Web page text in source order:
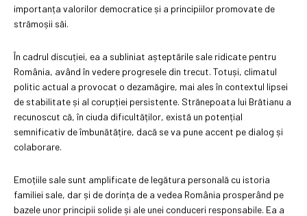
importanța valorilor democratice și a principiilor promovate de
strămoșii săi.
În cadrul discuției, ea a subliniat așteptările sale ridicate pentru
România, având în vedere progresele din trecut. Totuși, climatul
politic actual a provocat o dezamăgire, mai ales în contextul lipsei
de stabilitate și al corupției persistente. Strănepoata lui Brătianu a
recunoscut că, în ciuda dificultăților, există un potențial
semnificativ de îmbunătățire, dacă se va pune accent pe dialog și
colaborare.
Emoțiile sale sunt amplificate de legătura personală cu istoria
familiei sale, dar și de dorința de a vedea România prosperând pe
bazele unor principii solide și ale unei conduceri responsabile. Ea a